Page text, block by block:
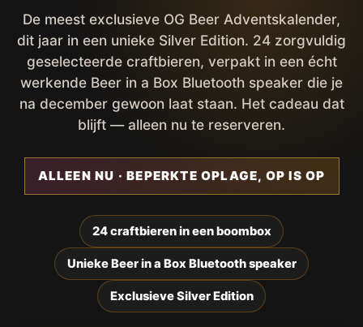
De meest exclusieve OG Beer Adventskalender,
dit jaar in een unieke Silver Edition. 24 zorgvuldig
geselecteerde craftbieren, verpakt in een écht
werkende Beer in a Box Bluetooth speaker die je
na december gewoon laat staan. Het cadeau dat
blijft — alleen nu te reserveren.
ALLEEN NU · BEPERKTE OPLAGE, OP IS OP
24 craftbieren in een boombox
Unieke Beer in a Box Bluetooth speaker
Exclusieve Silver Edition